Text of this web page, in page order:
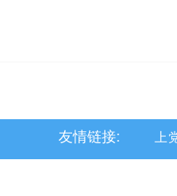
友情链接: 上